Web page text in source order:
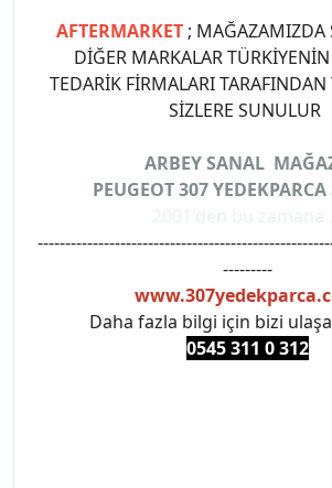
AFTERMARKET ; MAĞAZAMIZDA
DİĞER MARKALAR
TEDARİK FİRMALARI
SİZLERE SUNULUR
ARBEY SANAL
PEUGEOT 307 YEDEKPARCA
---------
Daha fazla bilgi için bizi
0545 311 0 312